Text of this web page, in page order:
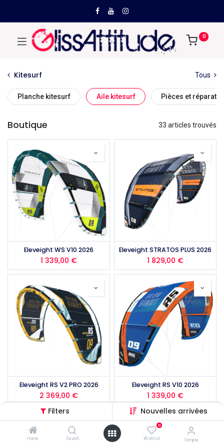
Filters Nouvelles arrivées
Home Search
0
Wishlist Compte
0
Kitesurf Tous
Planche kitesurf Aile kitesurf Pièces et
Boutique 33 articles trouvés
Eleveight WS V10 2026
1 339,00 €
Eleveight STRATOS PLUS 2026
1 829,00 €
Eleveight RS V2 PRO 2026
2 369,00 €
Eleveight RS V10 2026
1 339,00 €